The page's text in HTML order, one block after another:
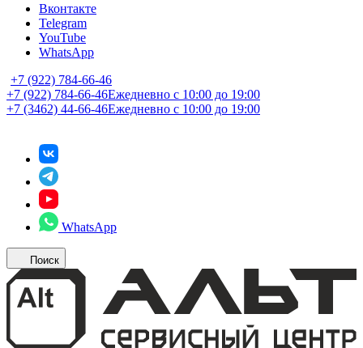
Вконтакте
Telegram
YouTube
WhatsApp
+7 (922) 784-66-46
+7 (922) 784-66-46Ежедневно с 10:00 до 19:00
+7 (3462) 44-66-46Ежедневно с 10:00 до 19:00
WhatsApp
Поиск